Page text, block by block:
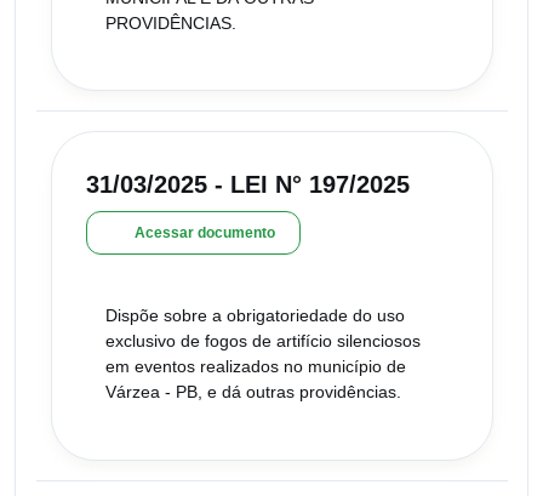
PROVIDÊNCIAS.
31/03/2025 - LEI N° 197/2025
Acessar documento
Dispõe sobre a obrigatoriedade do uso
exclusivo de fogos de artifício silenciosos
em eventos realizados no município de
Várzea - PB, e dá outras providências.